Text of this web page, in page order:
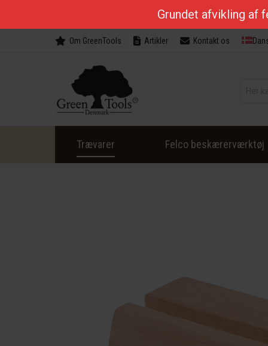
Grundet afvikling af
Om GreenTools Artikler Kontakt os
Trævarer Felco beskærerværktøj